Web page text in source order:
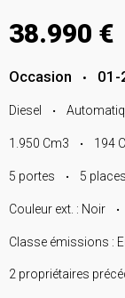
38.990 €
Occasion • 01-
Diesel •
1.950 Cm3 • 194
5 portes • 5 places
Couleur ext. : Noir •
Classe émissions :
2 propriétaires